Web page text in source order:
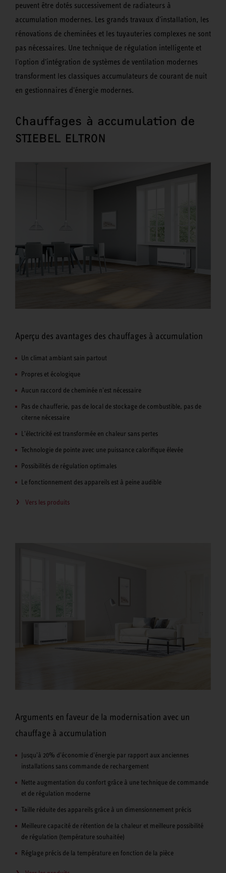
peuvent être dotés successivement de radiateurs à
accumulation modernes. Les grands travaux d'installation, les
rénovations de cheminées et les tuyauteries complexes ne sont
pas nécessaires. Une technique de régulation intelligente et
l'option d'intégration de systèmes de ventilation modernes
transforment les classiques accumulateurs de courant de nuit
en gestionnaires d'énergie modernes.
Chauffages à accumulation de
STIEBEL ELTRON
Aperçu des avantages des chauffages à accumulation
Un climat ambiant sain partout
Propres et écologique
Aucun raccord de cheminée n'est nécessaire
Pas de chaufferie, pas de local de stockage de combustible, pas de
citerne nécessaire
L'électricité est transformée en chaleur sans pertes
Technologie de pointe avec une puissance calorifique élevée
Possibilités de régulation optimales
Le fonctionnement des appareils est à peine audible
Vers les produits
Arguments en faveur de la modernisation avec un
chauffage à accumulation
Jusqu'à 20% d'économie d'énergie par rapport aux anciennes
installations sans commande de rechargement
Nette augmentation du confort grâce à une technique de commande
et de régulation moderne
Taille réduite des appareils grâce à un dimensionnement précis
Meilleure capacité de rétention de la chaleur et meilleure possibilité
de régulation (température souhaitée)
Réglage précis de la température en fonction de la pièce